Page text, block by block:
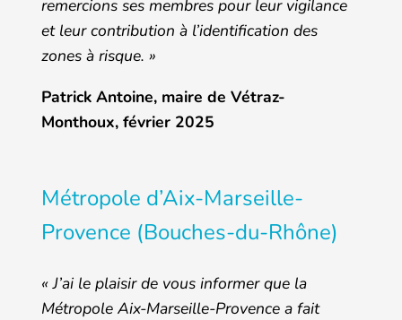
remercions ses membres pour leur vigilance
et leur contribution à l’identification des
zones à risque. »
Patrick Antoine, maire de Vétraz-
Monthoux, février 2025
Métropole d’Aix-Marseille-
Provence (Bouches-du-Rhône)
« J’ai le plaisir de vous informer que la
Métropole Aix-Marseille-Provence a fait